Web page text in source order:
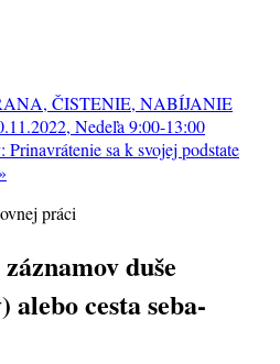
ČISTENIE, NABÍJANIE
Nedeľa 9:00-13:00
sa k svojej podstate
duše
alebo cesta seba-